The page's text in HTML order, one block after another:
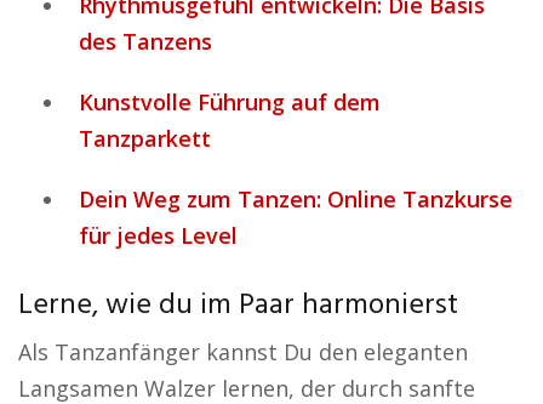
des Tanzens
Kunstvolle Führung auf dem
Tanzparkett
Dein Weg zum Tanzen: Online Tanzkurse
für jedes Level
Lerne, wie du im Paar harmonierst
Als Tanzanfänger kannst Du den eleganten
Langsamen Walzer lernen, der durch sanfte